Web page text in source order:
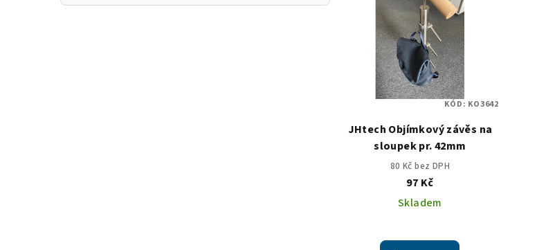
JHtech Objímkový závěs na
sloupek pr. 42mm
80 Kč bez DPH
97 Kč
Skladem
KÓD: KO3642